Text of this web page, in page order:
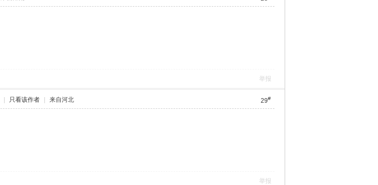
举报
29#
只看该作者 来自河北
举报